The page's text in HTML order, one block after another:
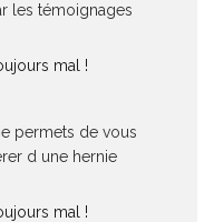
les témoignages
mal !
permets de vous
d une hernie
mal !